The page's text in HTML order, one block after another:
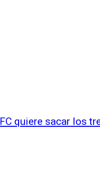
quiere sacar los